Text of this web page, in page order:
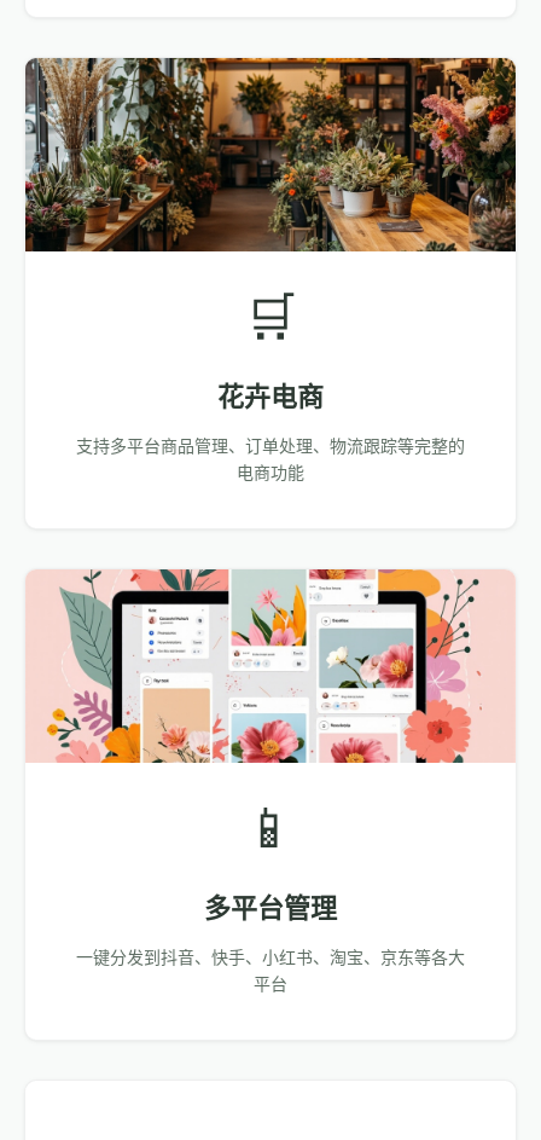
🛒
花卉电商
支持多平台商品管理、订单处理、物流跟踪等完整的
电商功能
📱
多平台管理
一键分发到抖音、快手、小红书、淘宝、京东等各大
平台